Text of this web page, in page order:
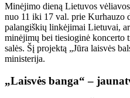
Minėjimo dieną Lietuvos
nuo 11 iki 17 val. prie Kurhauzo
palangiškių linkėjimai Lietuvai,
minėjimų bei tiesioginė koncerto
salės. Šį projektą „Jūra laisvės
ministerija.
„Laisvės banga“ –